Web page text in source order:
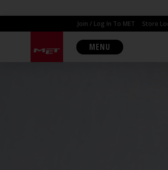
MENU
Join / Log In To MET Store